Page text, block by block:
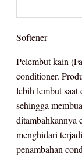
Softener
Pelembut kain
conditioner.
lebih lembut saat
sehingga
ditambahkannya
menghidari
penambahan